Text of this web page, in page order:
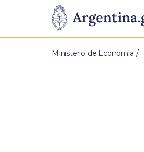
Presidencia
de
Pasar al contenido principal
Ministerio de Economía